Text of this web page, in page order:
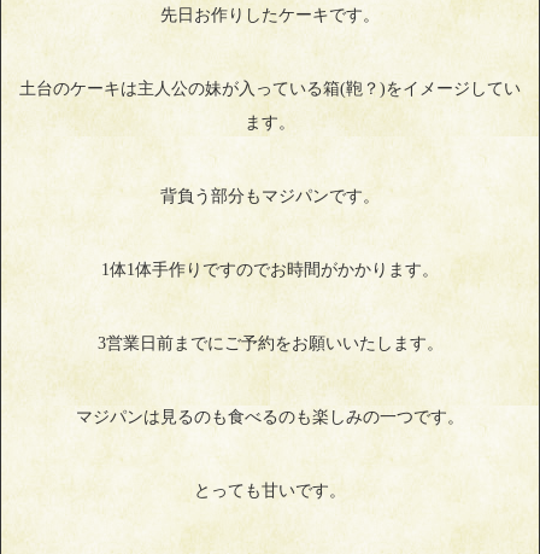
先日お作りしたケーキです。
土台のケーキは主人公の妹が入っている箱(鞄？)をイメージしてい
ます。
背負う部分もマジパンです。
1体1体手作りですのでお時間がかかります。
3営業日前までにご予約をお願いいたします。
マジパンは見るのも食べるのも楽しみの一つです。
とっても甘いです。